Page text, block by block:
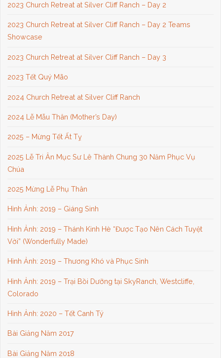
2023 Church Retreat at Silver Cliff Ranch – Day 2
2023 Church Retreat at Silver Cliff Ranch – Day 2 Teams
Showcase
2023 Church Retreat at Silver Cliff Ranch – Day 3
2023 Tết Quý Mão
2024 Church Retreat at Silver Cliff Ranch
2024 Lễ Mẫu Thân (Mother’s Day)
2025 – Mừng Tết Ất Tỵ
2025 Lễ Tri Ân Mục Sư Lê Thành Chung 30 Năm Phục Vụ
Chúa
2025 Mừng Lễ Phụ Thân
Hình Ảnh: 2019 – Giáng Sinh
Hình Ảnh: 2019 – Thánh Kinh Hè “Được Tạo Nên Cách Tuyệt
Vời” (Wonderfully Made)
Hình Ảnh: 2019 – Thương Khó và Phục Sinh
Hình Ảnh: 2019 – Trại Bồi Dưỡng tại SkyRanch, Westcliffe,
Colorado
Hình Ảnh: 2020 – Tết Canh Tý
Bài Giảng Năm 2017
Bài Giảng Năm 2018